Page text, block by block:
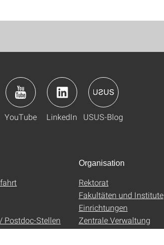
YouTube LinkedIn USUS-Blog
Postdoc-Stellen
Organisation
Rektorat
Fakultäten und Institute
Einrichtungen
Zentrale Verwaltung